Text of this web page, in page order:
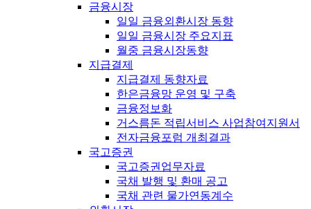
금융시장
일일 금융외환시장 동향
일일 금융시장 주요지표
월중 금융시장동향
지급결제
지급결제 동향자료
한은금융망 운영 및 구축
금융정보화
거스름돈 적립서비스 사업참여지원서
전자금융포럼 개최결과
국고증권
국고증권업무자료
국채 발행 및 환매 공고
국채 관련 물가연동계수